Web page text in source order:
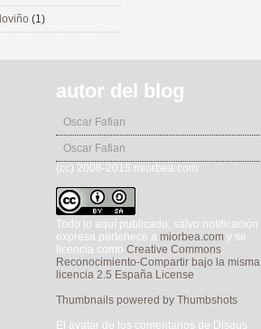
(1)
autor del blog
Oscar Fafian
Oscar Fafian
(cc) 2008-2015 miorbea.com
Todo lo aquí publicado, salvo notificación
expresa pertenece a miorbea.com y se
licencia como Creative Commons
Reconocimiento-Compartir bajo la misma
licencia 2.5 España License.
Thumbnails powered by Thumbshots
El avatar de los comentarios de Disqus